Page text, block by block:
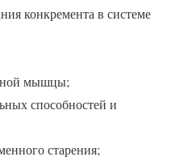
конкремента в системе
мышцы;
способностей и
старения;